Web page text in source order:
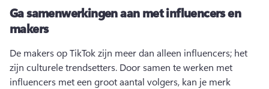
Ga samenwerkingen aan met influencers en
makers
De makers op TikTok zijn meer dan alleen influencers; het
zijn culturele trendsetters. Door samen te werken met
influencers met een groot aantal volgers, kan je merk